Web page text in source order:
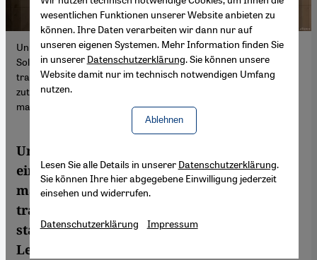
Unmittelbar nach dem Erdbeben kam es zu einer großen
Solidarität in der marokkanischen Gesellschaft. Gleichzeitig
traten auch gravierende Mängel in den staatlichen Institutionen
zutage. Welche Lehren sich daraus ziehen lassen, beschreibt der
marokkanische Publizist Ali Anouzla in seinem Essay.
Unmittelbar nach dem Erdbeben kam es zu
einer großen Solidarität in der
marokkanischen Gesellschaft. Gleichzeitig
traten auch gravierende Mängel in den
staatlichen Institutionen zutage. Welche
Lehren sich daraus ziehen lassen,
wesentlichen Funktionen unserer Website anbieten zu
können. Ihre Daten verarbeiten wir dann nur auf
unseren eigenen Systemen. Mehr Information finden Sie
in unserer Datenschutzerklärung. Sie können unsere
Website damit nur im technisch notwendigen Umfang
nutzen.
Ablehnen
Lesen Sie alle Details in unserer Datenschutzerklärung.
Sie können Ihre hier abgegebene Einwilligung jederzeit
einsehen und widerrufen.
Datenschutzerklärung Impressum